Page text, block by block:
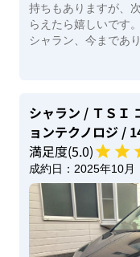
持ちもありますが、
らえたら嬉しいです。
シャラン、今まであ
シャラン / ＴＳＩ
ョンテクノロジ /
満足度(5.0)
成約日： 2025年10月